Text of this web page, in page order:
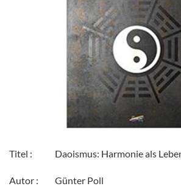
Titel : Daoismus: Harmonie als
Autor : Günter Poll